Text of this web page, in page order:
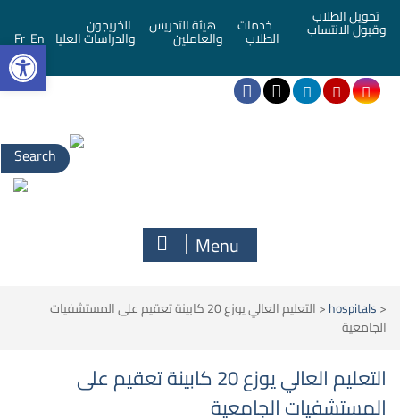
تحويل الطلاب
وقبول الانتساب خدمات
الطلاب
هيئة التدريس
والعاملين
الخريجون
والدراسات العليا En
Fr
Menu
<
hospitals
<
التعليم العالي يوزع 20 كابينة تعقيم على المستشفيات
الجامعية
التعليم العالي يوزع 20 كابينة تعقيم على
المستشفيات الجامعية